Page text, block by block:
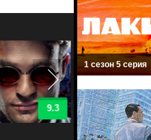
9.3
Джессика Джонс
1 сезон 5 серия